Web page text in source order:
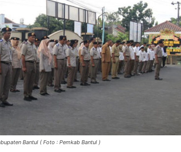
Bantul ( Foto : Pemkab Bantul )